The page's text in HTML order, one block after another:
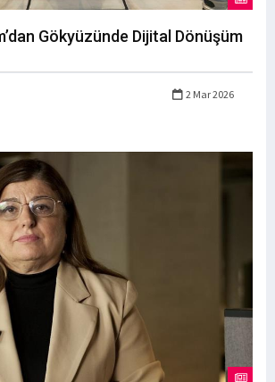
Gökyüzünde Dijital Dönüşüm
2 Mar 2026